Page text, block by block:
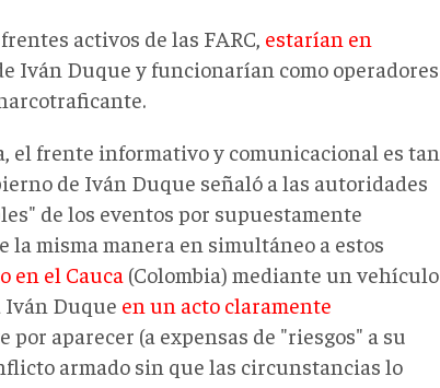
activos de las FARC, estarían en
Iván Duque y funcionarían como operadores
el frente informativo y comunicacional es tan
de Iván Duque señaló a las autoridades
de los eventos por supuestamente
la misma manera en simultáneo a estos
en el Cauca (Colombia) mediante un vehículo
Iván Duque en un acto claramente
por aparecer (a expensas de "riesgos" a su
armado sin que las circunstancias lo